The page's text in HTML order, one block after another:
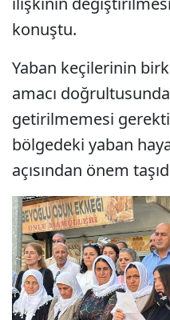
konuştu.
Yaban keçilerinin
amacı
getirilmemesi
bölgedeki yaban
açısından önem